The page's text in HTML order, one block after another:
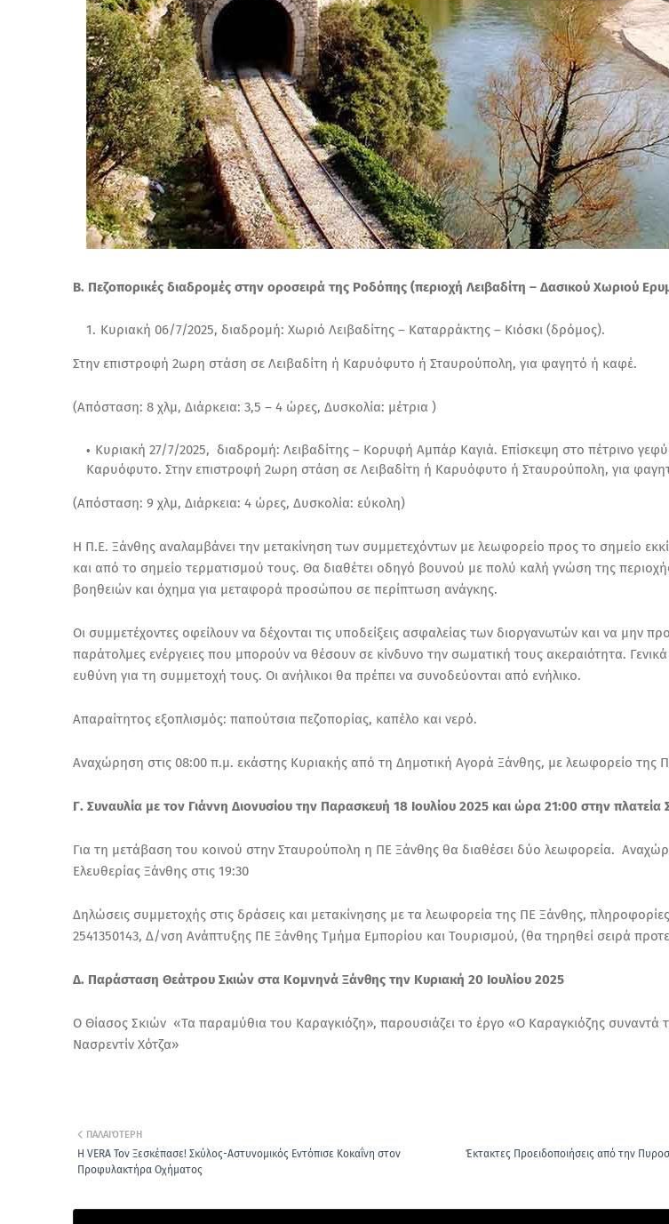
Β. Πεζοπορικές διαδρομές στην οροσειρά της Ροδόπης (περιοχή Λειβαδίτη – Δασικού Χωριού
Κυριακή 06/7/2025, διαδρομή: Χωριό Λειβαδίτης – Καταρράκτης – Κιόσκι (δρόμος).
Στην επιστροφή 2ωρη στάση σε Λειβαδίτη ή Καρυόφυτο ή Σταυρούπολη, για φαγητό ή καφέ.
(Απόσταση: 8 χλμ, Διάρκεια: 3,5 – 4 ώρες, Δυσκολία: μέτρια )
Κυριακή 27/7/2025, διαδρομή: Λειβαδίτης – Κορυφή Αμπάρ Καγιά. Επίσκεψη στο πέτρινο
Καρυόφυτο. Στην επιστροφή 2ωρη στάση σε Λειβαδίτη ή Καρυόφυτο ή Σταυρούπολη, για
(Απόσταση: 9 χλμ, Διάρκεια: 4 ώρες, Δυσκολία: εύκολη)
Η Π.Ε. Ξάνθης αναλαμβάνει την μετακίνηση των συμμετεχόντων με λεωφορείο προς το σημείο
και από το σημείο τερματισμού τους. Θα διαθέτει οδηγό βουνού με πολύ καλή γνώση της
βοηθειών και όχημα για μεταφορά προσώπου σε περίπτωση ανάγκης.
Οι συμμετέχοντες οφείλουν να δέχονται τις υποδείξεις ασφαλείας των διοργανωτών και να μην
παράτολμες ενέργειες που μπορούν να θέσουν σε κίνδυνο την σωματική τους ακεραιότητα. Γενικά
ευθύνη για τη συμμετοχή τους. Οι ανήλικοι θα πρέπει να συνοδεύονται από ενήλικο.
Απαραίτητος εξοπλισμός: παπούτσια πεζοπορίας, καπέλο και νερό.
Αναχώρηση στις 08:00 π.μ. εκάστης Κυριακής από τη Δημοτική Αγορά Ξάνθης, με λεωφορείο της
Γ. Συναυλία με τον Γιάννη Διονυσίου την Παρασκευή 18 Ιουλίου 2025 και ώρα 21:00 στην
Για τη μετάβαση του κοινού στην Σταυρούπολη η ΠΕ Ξάνθης θα διαθέσει δύο λεωφορεία.
Ελευθερίας Ξάνθης στις 19:30
Δηλώσεις συμμετοχής στις δράσεις και μετακίνησης με τα λεωφορεία της ΠΕ Ξάνθης,
2541350143, Δ/νση Ανάπτυξης ΠΕ Ξάνθης Τμήμα Εμπορίου και Τουρισμού, (θα τηρηθεί σειρά
Δ. Παράσταση Θεάτρου Σκιών στα Κομνηνά Ξάνθης την Κυριακή 20 Ιουλίου 2025
Ο Θίασος Σκιών «Τα παραμύθια του Καραγκιόζη», παρουσιάζει το έργο «Ο Καραγκιόζης συναντά
Νασρεντίν Χότζα»
Έκτακτες Προειδοποιήσεις από την
ΠΑΛΑΙΌΤΕΡΗ
Η VERA Τον Ξεσκέπασε! Σκύλος-Αστυνομικός Εντόπισε Κοκαΐνη στον
Προφυλακτήρα Οχήματος